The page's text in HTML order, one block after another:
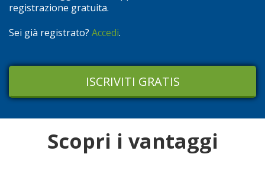
registrazione gratuita.
Sei già registrato? Accedi.
ISCRIVITI GRATIS
Scopri i vantaggi